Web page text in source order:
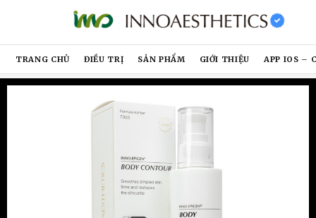
TRANG CHỦ ĐIỀU TRỊ SẢN PHẨM GIỚI THIỆU APP IOS –